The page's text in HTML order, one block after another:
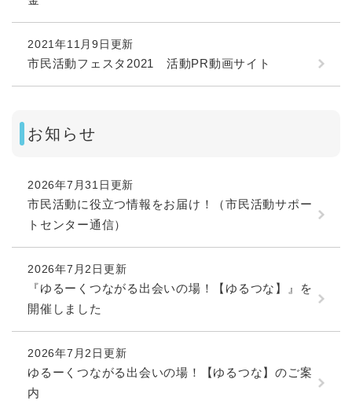
2021年11月9日更新
市民活動フェスタ2021 活動PR動画サイト
お知らせ
2026年7月31日更新
市民活動に役立つ情報をお届け！（市民活動サポー
トセンター通信）
2026年7月2日更新
『ゆるーくつながる出会いの場！【ゆるつな】』を
開催しました
2026年7月2日更新
ゆるーくつながる出会いの場！【ゆるつな】のご案
内